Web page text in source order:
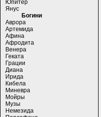
Юпитер
Янус
Богини
Аврора
Артемида
Афина
Афродита
Венера
Геката
Грации
Диана
Ирида
Кибела
Миневра
Мойры
Музы
Немезида